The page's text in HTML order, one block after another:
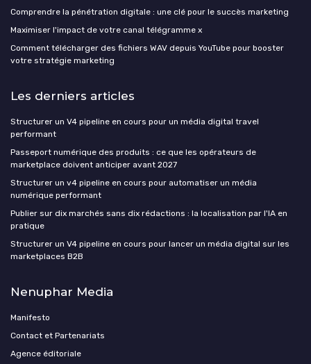
Comprendre la pénétration digitale : une clé pour le succès marketing
Maximiser l'impact de votre canal télégramme x
Comment télécharger des fichiers WAV depuis YouTube pour booster
votre stratégie marketing
Les derniers articles
Structurer un V4 pipeline en cours pour un média digital travel
performant
Passeport numérique des produits : ce que les opérateurs de
marketplace doivent anticiper avant 2027
Structurer un v4 pipeline en cours pour automatiser un média
numérique performant
Publier sur dix marchés sans dix rédactions : la localisation par l'IA en
pratique
Structurer un V4 pipeline en cours pour lancer un média digital sur les
marketplaces B2B
Nenuphar Media
Manifesto
Contact et Partenariats
Agence éditoriale